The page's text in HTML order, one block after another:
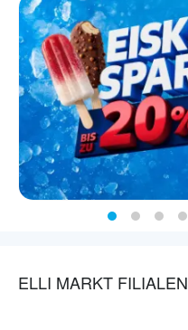
ELLI MARKT FILIALEN